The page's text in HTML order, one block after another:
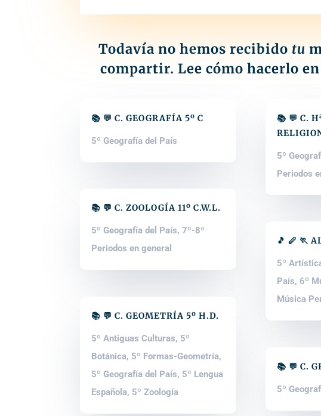
Todavía no hemos recibido tu
compartir. Lee cómo hacerlo en
📚 💬 C. GEOGRAFÍA 5º C
5º Geografía del País
📚 💬 C. ZOOLOGÍA 11º C.W.L.
5º Geografía del País,7º-8º
Periodos en general
📚 💬 C. GEOMETRÍA 5º H.D.
5º Antiguas Culturas, 5º
Botánica, 5º Formas-Geometría,
5º Geografía del País, 5º Lengua
Española, 5º Zoología
📚 💬 C.
5º
Periodos
🎵 🪈 🏃
5º
País, 6º
Música
📚 💬 C.
5º